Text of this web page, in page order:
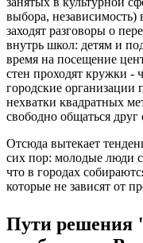
выбора,
заходят разговоры о
внутрь школ: детям и
время на посещение
стен проходят кружки -
городские организации
нехватки квадратных
свободно общаться друг
Отсюда вытекает
сих пор: молодые люди
что в городах
которые не зависят от
Пути решения